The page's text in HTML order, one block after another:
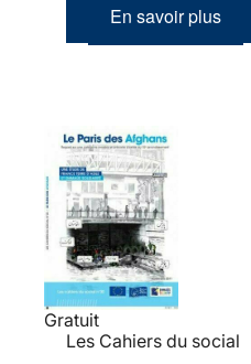
En savoir plus
Gratuit
Les Cahiers du social